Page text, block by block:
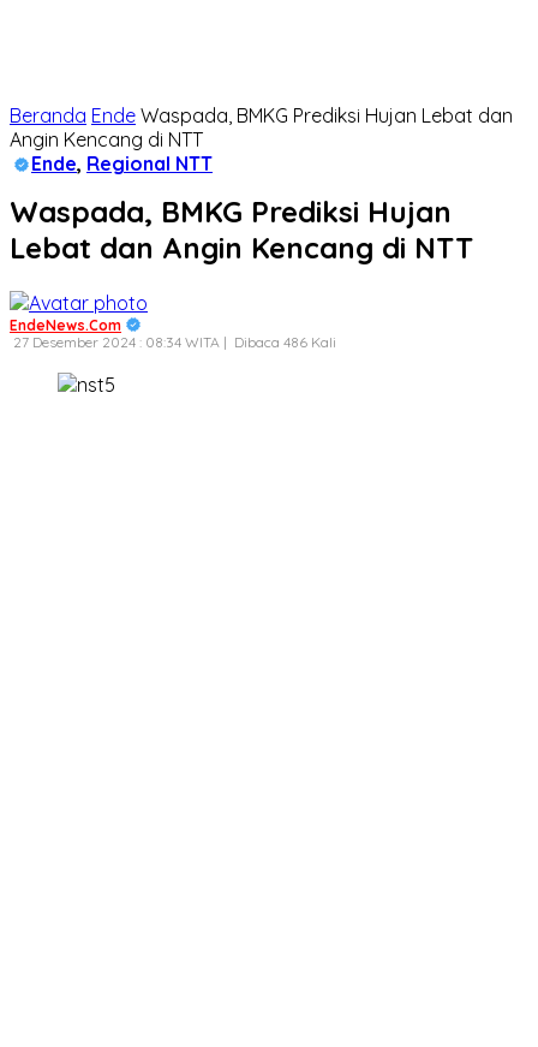
Beranda Ende Waspada, BMKG Prediksi Hujan Lebat dan
Angin Kencang di NTT
Ende, Regional NTT
Waspada, BMKG Prediksi Hujan
Lebat dan Angin Kencang di NTT
EndeNews.Com
27 Desember 2024 : 08:34 WITA | Dibaca 486 Kali